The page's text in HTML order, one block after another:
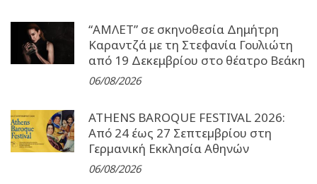
“ΑΜΛΕΤ” σε σκηνοθεσία Δημήτρη
Καραντζά με τη Στεφανία Γουλιώτη
από 19 Δεκεμβρίου στο θέατρο Βεάκη
06/08/2026
ATHENS BAROQUE FESTIVAL 2026:
Από 24 έως 27 Σεπτεµβρίου στη
Γερµανική Εκκλησία Αθηνών
06/08/2026